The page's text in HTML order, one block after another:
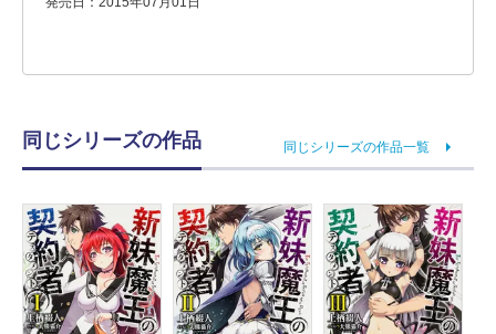
同じシリーズの作品 同じシリーズの作品一覧